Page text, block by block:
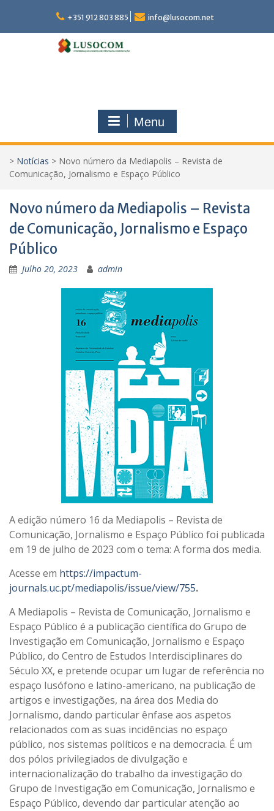
content
+351 912 803 885 info@lusocom.net
Menu
> Notícias > Novo número da Mediapolis – Revista de
Comunicação, Jornalismo e Espaço Público
Novo número da Mediapolis – Revista
de Comunicação, Jornalismo e Espaço
Público
Julho 20, 2023 admin
A edição número 16 da Mediapolis – Revista de
Comunicação, Jornalismo e Espaço Público foi publicada
em 19 de julho de 2023 com o tema: A forma dos media.
Acesse em https://impactum-
journals.uc.pt/mediapolis/issue/view/755.
A Mediapolis – Revista de Comunicação, Jornalismo e
Espaço Público é a publicação científica do Grupo de
Investigação em Comunicação, Jornalismo e Espaço
Público, do Centro de Estudos Interdisciplinares do
Século XX, e pretende ocupar um lugar de referência no
espaço lusófono e latino-americano, na publicação de
artigos e investigações, na área dos Media do
Jornalismo, dando particular ênfase aos aspetos
relacionados com as suas incidências no espaço
público, nos sistemas políticos e na democracia. É um
dos pólos privilegiados de divulgação e
internacionalização do trabalho da investigação do
Grupo de Investigação em Comunicação, Jornalismo e
Espaço Público, devendo dar particular atenção ao